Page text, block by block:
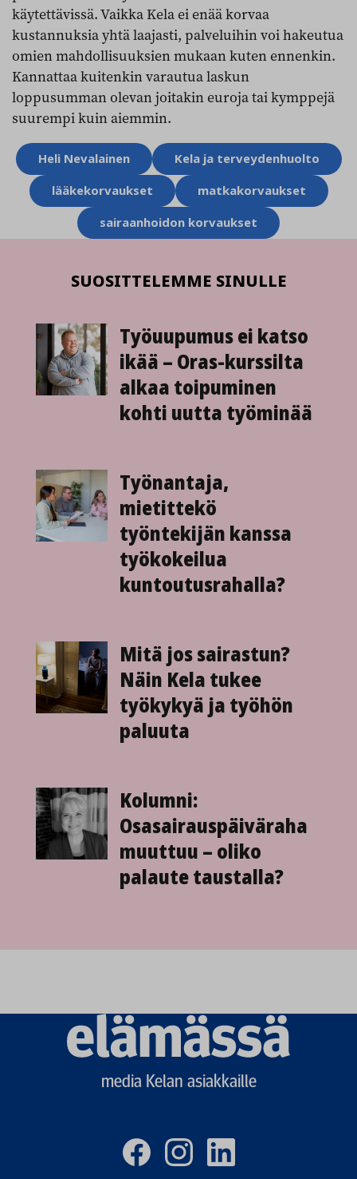
käytettävissä. Vaikka Kela ei enää korvaa
kustannuksia yhtä laajasti, palveluihin voi hakeutua
omien mahdollisuuksien mukaan kuten ennenkin.
Kannattaa kuitenkin varautua laskun
loppusumman olevan joitakin euroja tai kymppejä
suurempi kuin aiemmin.
Aihesanat
Heli Nevalainen
Kela ja terveydenhuolto
lääkekorvaukset
matkakorvaukset
sairaanhoidon korvaukset
SUOSITTELEMME SINULLE
Työuupumus ei katso
ikää – Oras-kurssilta
alkaa toipuminen
kohti uutta työminää
Työnantaja,
mietittekö
työntekijän kanssa
työkokeilua
kuntoutusrahalla?
Mitä jos sairastun?
Näin Kela tukee
työkykyä ja työhön
paluuta
Kolumni:
Osasairauspäiväraha
muuttuu – oliko
palaute taustalla?
Elämässä
logo
media Kelan asiakkaille